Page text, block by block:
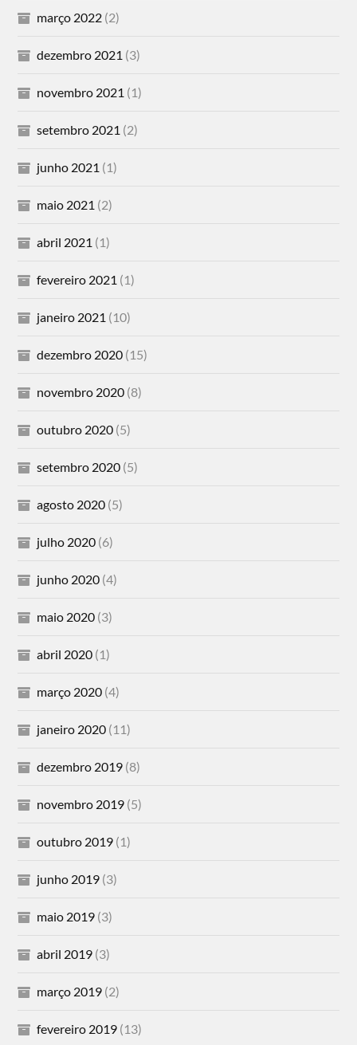
março 2022 (2)
dezembro 2021 (3)
novembro 2021 (1)
setembro 2021 (2)
junho 2021 (1)
maio 2021 (2)
abril 2021 (1)
fevereiro 2021 (1)
janeiro 2021 (10)
dezembro 2020 (15)
novembro 2020 (8)
outubro 2020 (5)
setembro 2020 (5)
agosto 2020 (5)
julho 2020 (6)
junho 2020 (4)
maio 2020 (3)
abril 2020 (1)
março 2020 (4)
janeiro 2020 (11)
dezembro 2019 (8)
novembro 2019 (5)
outubro 2019 (1)
junho 2019 (3)
maio 2019 (3)
abril 2019 (3)
março 2019 (2)
fevereiro 2019 (13)